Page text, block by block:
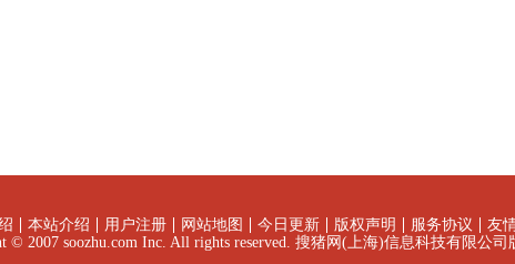
本站介绍 用户注册 网站地图 今日更新 版权声明 服务协议 友
© 2007 soozhu.com Inc. All rights reserved. 搜猪网(上海)信息科技有限公司